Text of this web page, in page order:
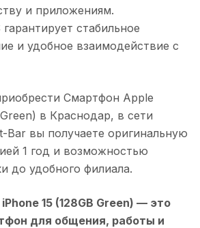
и приложениям.
стабильное
и удобное взаимодействие с
Смартфон Apple
в Краснодар, в сети
Bar вы получаете оригинальную
1 год и возможностью
до удобного филиала.
15 (128GB Green) — это
для общения, работы и